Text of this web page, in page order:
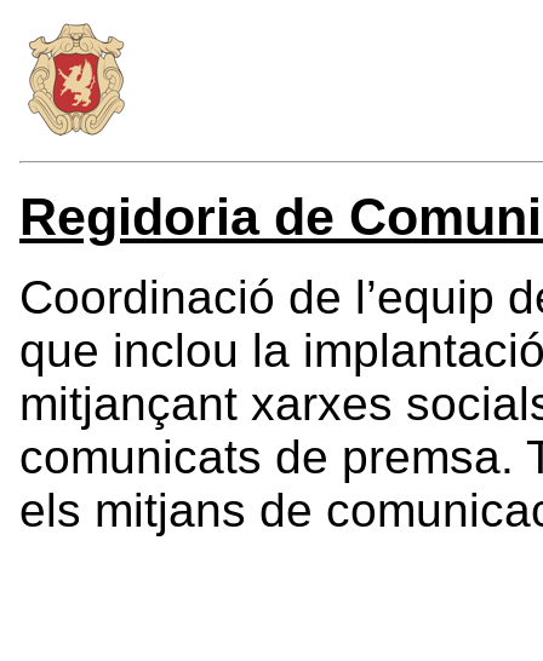
Regidoria de
Coordinació de l’equip
que inclou la
mitjançant xarxes
comunicats de premsa.
els mitjans de